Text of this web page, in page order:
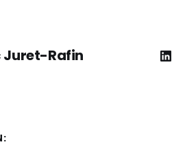
Juret-Rafin